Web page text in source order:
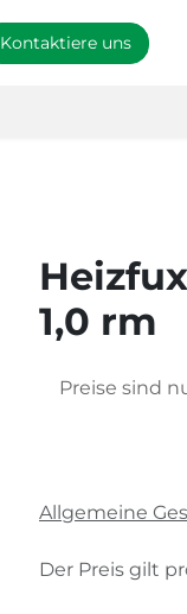
Kontaktiere uns
1,0 rm
Preise sind
Allgemeine
Der Preis gilt